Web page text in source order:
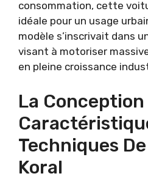
consommation, cette
idéale pour un usage
modèle s’inscrivait dans
visant à motoriser
en pleine croissance
La Conception
Techniques
Koral